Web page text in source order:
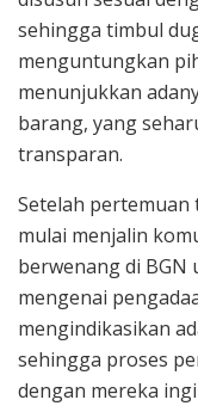
sehingga timbul
menguntungkan
menunjukkan
barang, yang
transparan.
Setelah
mulai menjalin
berwenang di
mengenai
mengindikasikan
sehingga proses
dengan mereka